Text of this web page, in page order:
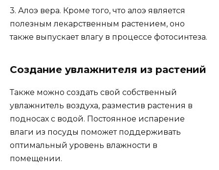
3. Алоэ вера. Кроме того, что алоэ является
полезным лекарственным растением, оно
также выпускает влагу в процессе фотосинтеза.
Создание увлажнителя из растений
Также можно создать свой собственный
увлажнитель воздуха, разместив растения в
подносах с водой. Постоянное испарение
влаги из посуды поможет поддерживать
оптимальный уровень влажности в
помещении.